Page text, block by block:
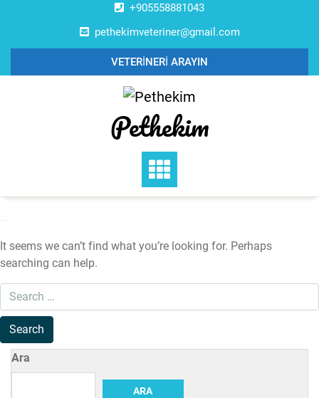
+905558881043
pethekimveteriner@gmail.com
VETERİNERİ ARAYIN
Pethekim
It seems we can’t find what you’re looking for. Perhaps
searching can help.
Ara
ARA